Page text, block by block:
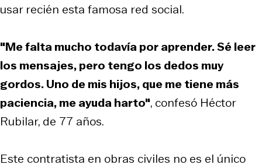
usar recién esta famosa red social.
"Me falta mucho todavía por aprender. Sé leer
los mensajes, pero tengo los dedos muy
gordos. Uno de mis hijos, que me tiene más
paciencia, me ayuda harto", confesó Héctor
Rubilar, de 77 años.
Este contratista en obras civiles no es el único